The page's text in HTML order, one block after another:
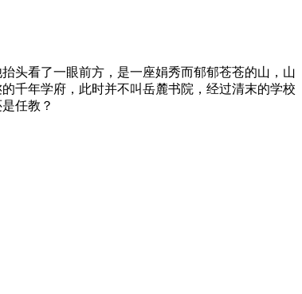
头看了一眼前方，是一座娟秀而郁郁苍苍的山，山
千年学府，此时并不叫岳麓书院，经过清末的学校
任教？